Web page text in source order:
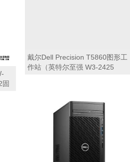
固
戴尔Dell Precision T5860图形工
512GB M.2固态硬盘+2TB 硬盘丨
RTX A2000 12GB显卡丨三年质